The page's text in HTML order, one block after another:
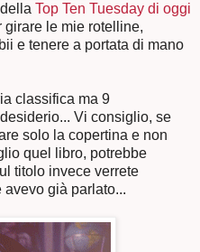
Top Ten Tuesday di oggi
girare le mie rotelline,
e tenere a portata di mano
classifica ma 9
Vi consiglio, se
solo la copertina e non
quel libro, potrebbe
titolo invece verrete
già parlato...